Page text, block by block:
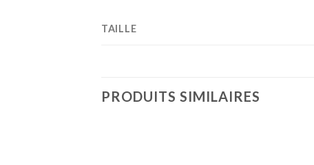
TAILLE
PRODUITS SIMILAIRES